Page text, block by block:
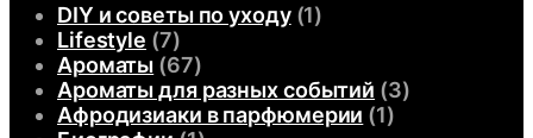
DIY и советы по уходу(1)
Lifestyle (7)
Ароматы (67)
Ароматы для разных событий (3)
Афродизиаки в парфюмерии (1)